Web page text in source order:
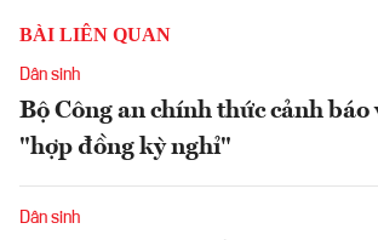
BÀI LIÊN QUAN
Dân sinh
Bộ Công an chính thức cảnh báo
"hợp đồng kỳ nghỉ"
Dân sinh